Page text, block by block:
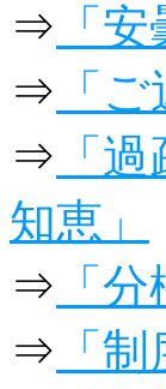
⇒ 「
⇒ 「
⇒ 「
知恵」
⇒ 「
⇒ 「